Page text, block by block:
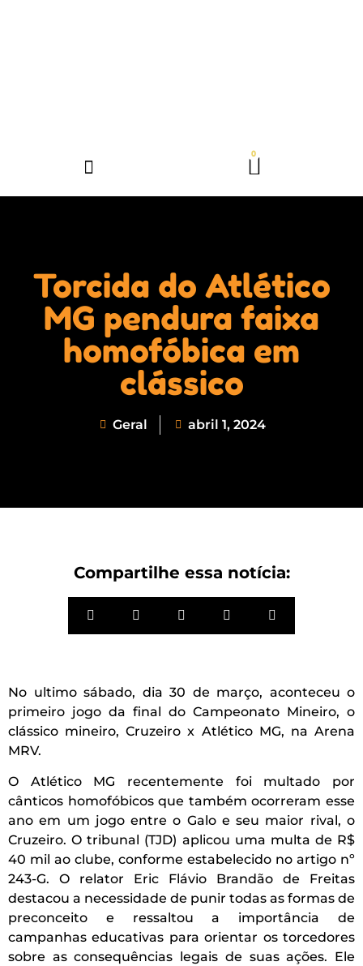
Torcida do Atlético
MG pendura faixa
homofóbica em
clássico
Geral abril 1, 2024
Compartilhe essa notícia:
No ultimo sábado, dia 30 de março, aconteceu o
primeiro jogo da final do Campeonato Mineiro, o
clássico mineiro, Cruzeiro x Atlético MG, na Arena
MRV.
O Atlético MG recentemente foi multado por
cânticos homofóbicos que também ocorreram esse
ano em um jogo entre o Galo e seu maior rival, o
Cruzeiro. O tribunal (TJD) aplicou uma multa de R$
40 mil ao clube, conforme estabelecido no artigo nº
243-G. O relator Eric Flávio Brandão de Freitas
destacou a necessidade de punir todas as formas de
preconceito e ressaltou a importância de
campanhas educativas para orientar os torcedores
sobre as consequências legais de suas ações. Ele